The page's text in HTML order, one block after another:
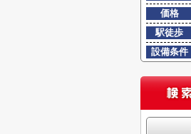
価格
駅徒歩
設備条件